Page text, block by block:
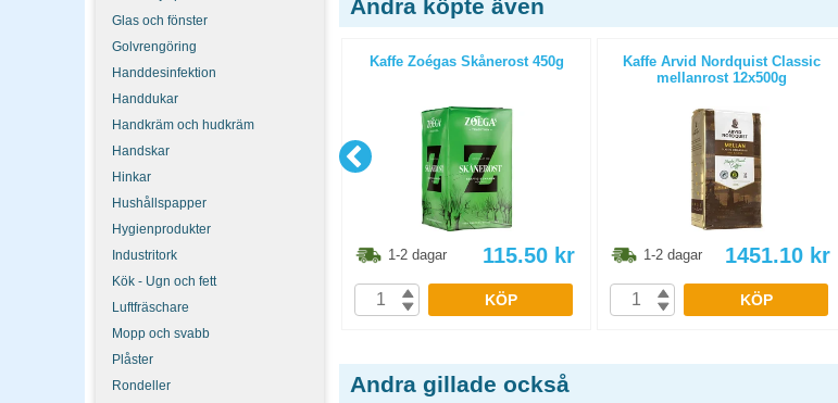
Glas och fönster
Golvrengöring
Handdesinfektion
Handdukar
Handkräm och hudkräm
Handskar
Hinkar
Hushållspapper
Hygienprodukter
Industritork
Kök - Ugn och fett
Luftfräschare
Mopp och svabb
Plåster
Rondeller
Andra köpte även
12x450g
1-2 dagar
Kaffe Zoégas Skånerost 450g
1-2 dagar 115.50 kr
KÖP
Kaffe Arvid Nordquist Classic
mellanrost 12x500g
1-2 dagar 1451.10 kr
KÖP
Andra gillade också